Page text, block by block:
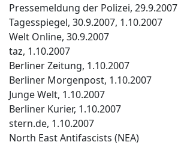
Pressemeldung der Polizei, 29.9.2007
Tagesspiegel, 30.9.2007, 1.10.2007
Welt Online, 30.9.2007
taz, 1.10.2007
Berliner Zeitung, 1.10.2007
Berliner Morgenpost, 1.10.2007
Junge Welt, 1.10.2007
Berliner Kurier, 1.10.2007
stern.de, 1.10.2007
North East Antifascists (NEA)